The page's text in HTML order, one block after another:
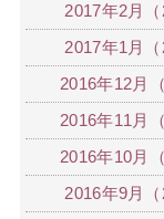
2017年2月（
2017年1月（
2016年12月（
2016年11月（
2016年10月（
2016年9月（